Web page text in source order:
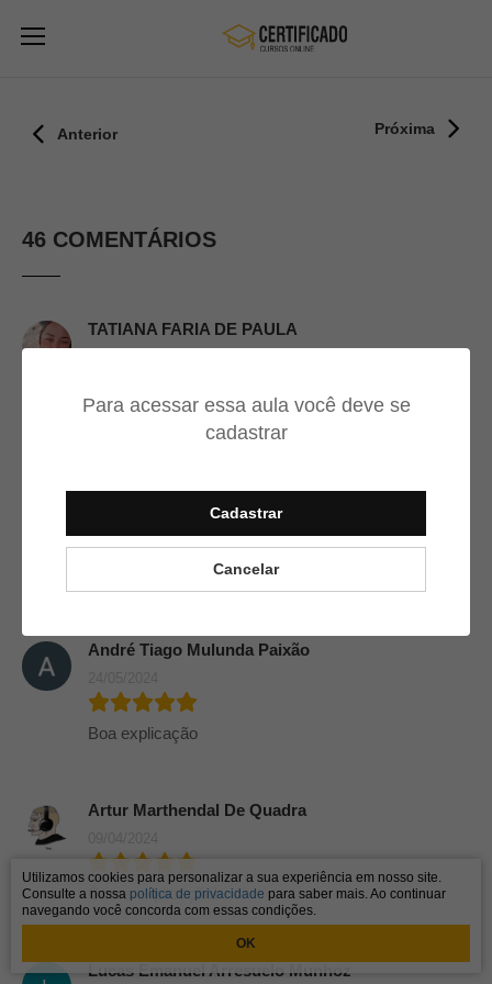
Para acessar essa aula você deve se
cadastrar
Cadastrar
Cancelar
Anterior Próxima
46 COMENTÁRIOS
TATIANA FARIA DE PAULA
Esse mexeu com meu cérebro
José Armando Reis 30/08/2024
Boa Explicação, Formador.
André Tiago Mulunda Paixão
Boa explicação
Artur Marthendal De Quadra
Ótima explicação!
Lucas Emanuel Arresuelo Munhoz
Utilizamos cookies para personalizar a sua experiência em nosso site.
Consulte a nossa política de privacidade para saber mais. Ao continuar
navegando você concorda com essas condições.
OK